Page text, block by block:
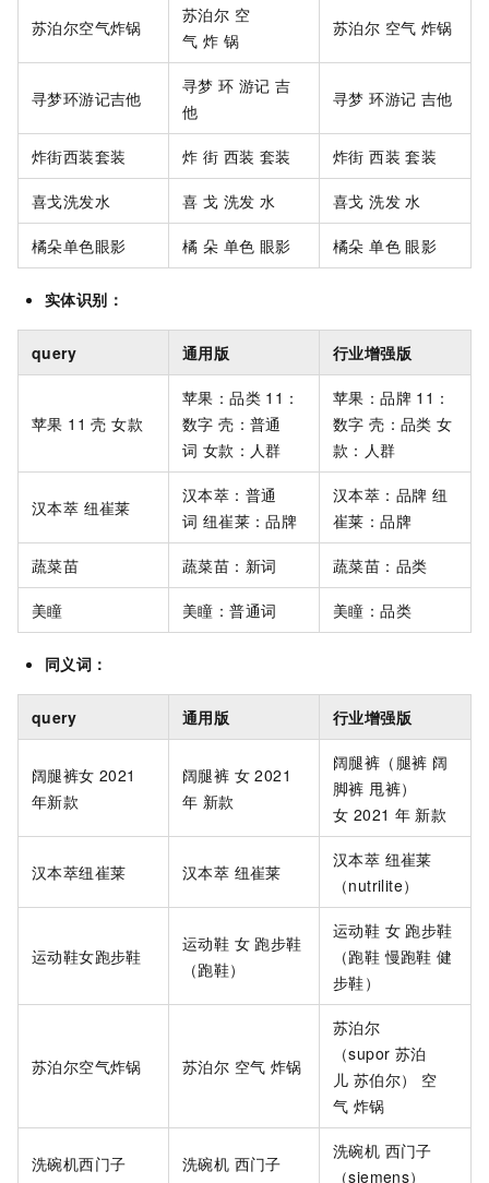
苏泊尔空气炸锅
苏泊尔 空
气 炸 锅
苏泊尔 空气 炸锅
寻梦环游记吉他
寻梦 环 游记 吉
他
寻梦 环游记 吉他
炸街西装套装 炸 街 西装 套装 炸街 西装 套装
喜戈洗发水 喜 戈 洗发 水 喜戈 洗发 水
橘朵单色眼影 橘 朵 单色 眼影 橘朵 单色 眼影
实体识别：
query 通用版 行业增强版
苹果 11 壳 女款
苹果：品类 11：
数字 壳：普通
词 女款：人群
苹果：品牌 11：
数字 壳：品类 女
款：人群
汉本萃 纽崔莱
汉本萃：普通
词 纽崔莱：品牌
汉本萃：品牌 纽
崔莱：品牌
蔬菜苗 蔬菜苗：新词 蔬菜苗：品类
美瞳 美瞳：普通词 美瞳：品类
同义词：
query 通用版 行业增强版
阔腿裤女 2021
年新款
阔腿裤 女 2021
年 新款
阔腿裤（腿裤 阔
脚裤 甩裤）
女 2021 年 新款
汉本萃纽崔莱 汉本萃 纽崔莱
汉本萃 纽崔莱
（nutrilite）
运动鞋女跑步鞋
运动鞋 女 跑步鞋
（跑鞋）
运动鞋 女 跑步鞋
（跑鞋 慢跑鞋 健
步鞋）
苏泊尔空气炸锅 苏泊尔 空气 炸锅
苏泊尔
（supor 苏泊
儿 苏伯尔） 空
气 炸锅
洗碗机西门子 洗碗机 西门子
洗碗机 西门子
（siemens）